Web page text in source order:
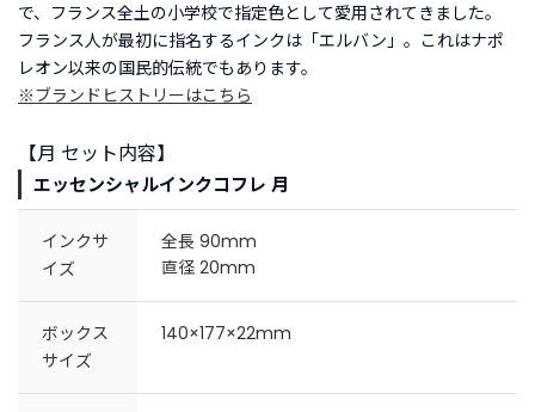
で、フランス全土の小学校で指定色として愛用されてきました。
フランス人が最初に指名するインクは「エルバン」。これはナポ
レオン以来の国民的伝統でもあります。
※ブランドヒストリーはこちら
【月 セット内容】
エッセンシャルインクコフレ 月
インクサ
イズ
全長 90mm
直径 20mm
ボックス
サイズ
140×177×22mm